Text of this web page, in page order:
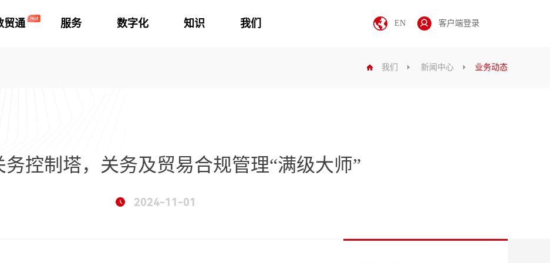
贸通 服务 数字化 知识 我们 EN 客户端登录
我们 新闻中心 业务动态
务控制塔，关务及贸易合规管理“满级大师”
2024-11-01